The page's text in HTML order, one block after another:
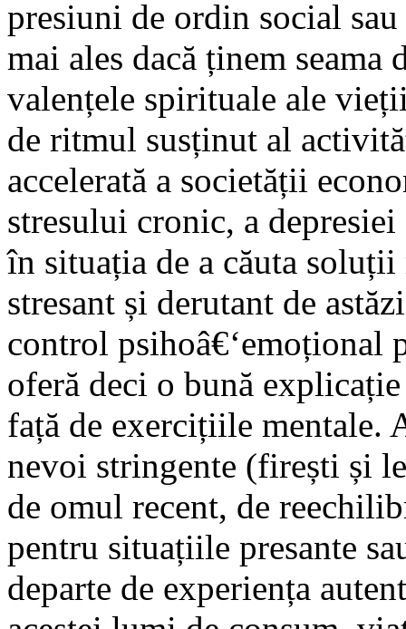
presiuni de ordin social
mai ales dacă ținem
valențele spirituale ale
de ritmul susținut al
accelerată a societății
stresului cronic, a
în situația de a căuta
stresant și derutant de
control psihoâ€‘emoțional
oferă deci o bună
față de exercițiile mentale.
nevoi stringente (firești și
de omul recent, de
pentru situațiile presante
departe de experiența